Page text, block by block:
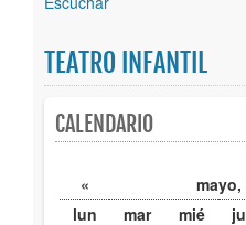
Banda Municipal de Música
Publicaciones
Trámites
TEATRO INFANTIL
CALENDARIO
« mayo,
lun
mar mié